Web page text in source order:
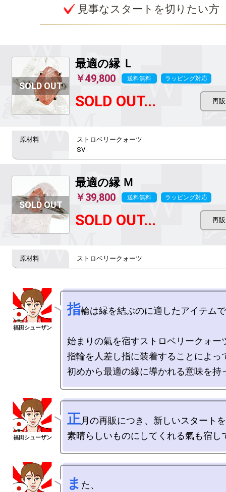
見事なスタートを切りたい方
最適の縁Ｌ
￥49,800 送料無料 ラッピング対応
SOLD OUT...
ストロベリークォーツ
SV
最適の縁Ｍ
￥39,800 送料無料 ラッピング対応
SOLD OUT...
ストロベリークォーツ
指輪は縁を結ぶのに適したアイテム
始まりの氣を宿すストロベリークォー
指輪を人差し指に装着することによっ
正月の再販につき、新しいスタートを
ま た、